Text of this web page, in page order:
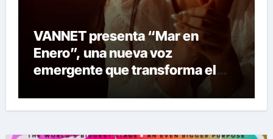
VANNET presenta “Mar en
Enero”, una nueva voz
emergente que transforma el